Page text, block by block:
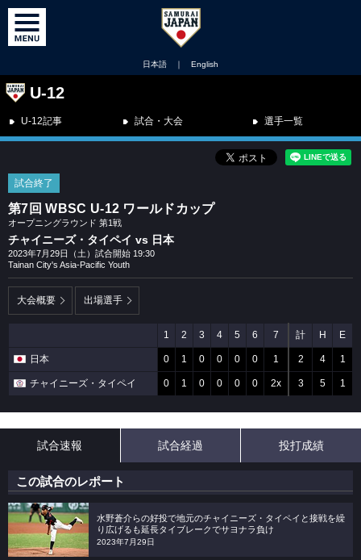
日本語 ｜ English
U-12
U-12記事 試合・大会 選手一覧
試合終了
第7回 WBSC U-12 ワールドカップ
オープニングラウンド 第1戦
チャイニーズ・タイペイ vs 日本
2023年7月29日（土）試合開始 19:30
Tainan City's Asia-Pacific Youth
大会概要 出場選手
1 2 3 4 5 6 7 計 H E
日本 0 1 0 0 0 0 1 2 4 1
チャイニーズ・タイペイ 0 1 0 0 0 0 2x 3 5 1
試合速報 試合経過 投打成績
この試合のレポート
水野蒼介らの好投で地元のチャイニーズ・タイペイと接戦を繰
り広げるも延長タイブレークでサヨナラ負け
2023年7月29日